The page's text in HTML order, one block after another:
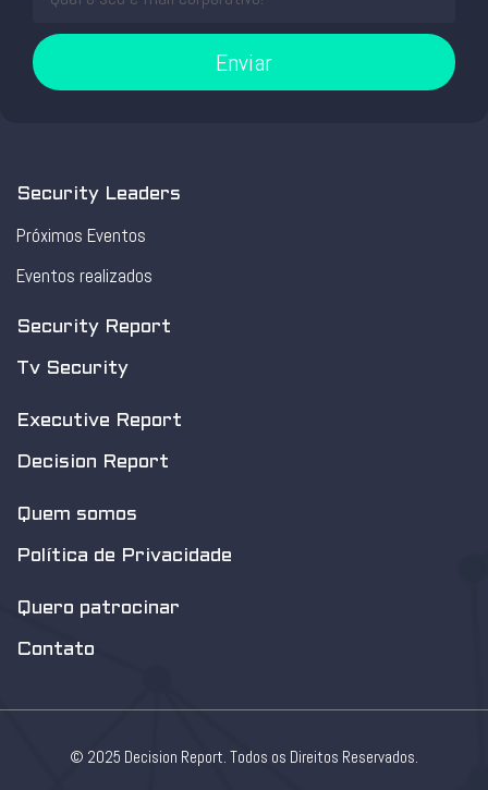
Enviar
Security Leaders
Próximos Eventos
Eventos realizados
Security Report
Tv Security
Executive Report
Decision Report
Quem somos
Política de Privacidade
Quero patrocinar
Contato
© 2025 Decision Report. Todos os Direitos Reservados.